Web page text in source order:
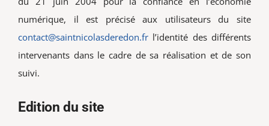
numérique, il est précisé aux utilisateurs du site
contact@saintnicolasderedon.frl’identité des différents
intervenants dans le cadre de sa réalisation et de son
suivi.
Edition du site